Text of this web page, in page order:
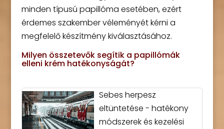
minden típusú papillóma esetében, ezért
érdemes szakember véleményét kérni a
megfelelő készítmény kiválasztásához.
Milyen összetevők segítik a papillómák
elleni krém hatékonyságát?
Sebes herpesz
eltüntetése - hatékony
módszerek és kezelési